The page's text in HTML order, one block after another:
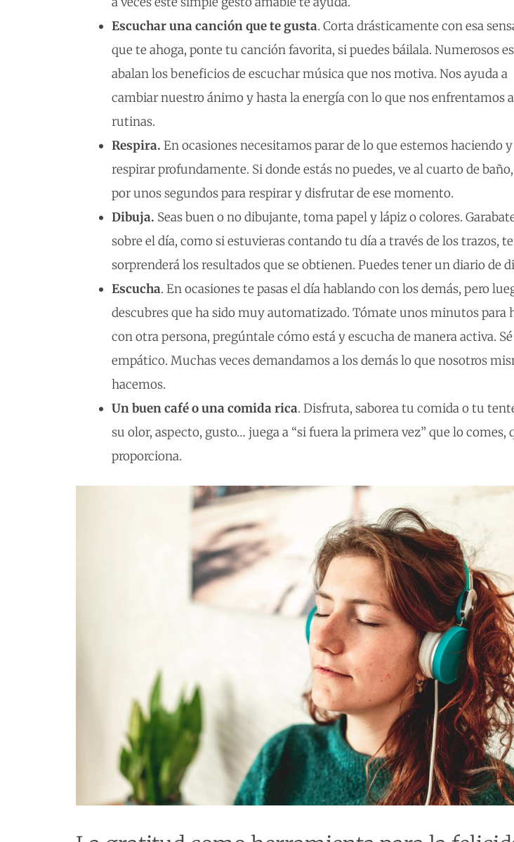
Escuchar una canción que te gusta. Corta drásticamente con esa
que te ahoga, ponte tu canción favorita, si puedes báilala. Numerosos
abalan los beneficios de escuchar música que nos motiva. Nos ayuda a
cambiar nuestro ánimo y hasta la energía con lo que nos enfrentamos
rutinas.
Respira. En ocasiones necesitamos parar de lo que estemos haciendo y
respirar profundamente. Si donde estás no puedes, ve al cuarto de
por unos segundos para respirar y disfrutar de ese momento.
Dibuja. Seas buen o no dibujante, toma papel y lápiz o colores.
sobre el día, como si estuvieras contando tu día a través de los trazos, te
sorprenderá los resultados que se obtienen. Puedes tener un diario de
Escucha. En ocasiones te pasas el día hablando con los demás, pero
descubres que ha sido muy automatizado. Tómate unos minutos para
con otra persona, pregúntale cómo está y escucha de manera activa. Sé
empático. Muchas veces demandamos a los demás lo que nosotros
hacemos.
Un buen café o una comida rica. Disfruta, saborea tu comida o tu
su olor, aspecto, gusto… juega a “si fuera la primera vez” que lo comes,
proporciona.